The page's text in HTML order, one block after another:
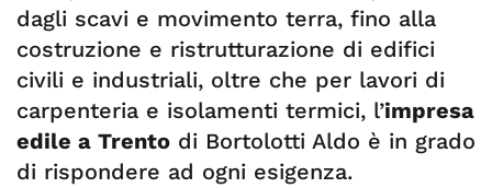
dagli scavi e movimento terra, fino alla
costruzione e ristrutturazione di edifici
civili e industriali, oltre che per lavori di
carpenteria e isolamenti termici, l’impresa
edile a Trento di Bortolotti Aldo è in grado
di rispondere ad ogni esigenza.